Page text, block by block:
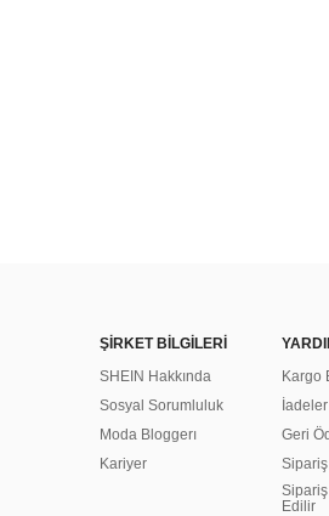
ŞİRKET BİLGİLERİ
SHEIN Hakkında
Sosyal Sorumluluk
Moda Bloggerı
Kariyer
Kargo
İadeler
Geri
Sipariş
Sipariş
Edilir